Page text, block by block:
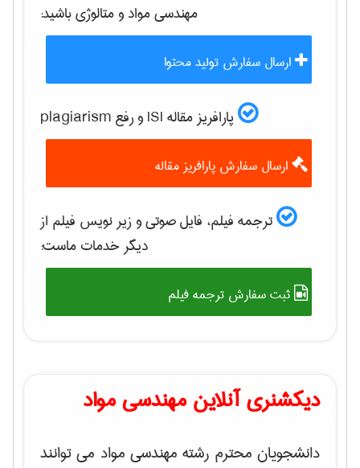
مهندسی مواد و متالوژیباشید:
ارسال سفارش تولید محتوا
پارافریز مقاله ISI و رفع plagiarism
ارسال سفارش پارافریز مقاله
ترجمه فیلم، فایل صوتی و زیر نویس فیلم از
دیگر خدمات ماست:
ثبت سفارش ترجمه فیلم
دیکشنری آنلاین مهندسی مواد
دانشجویان محترم رشته مهندسی مواد می توانند